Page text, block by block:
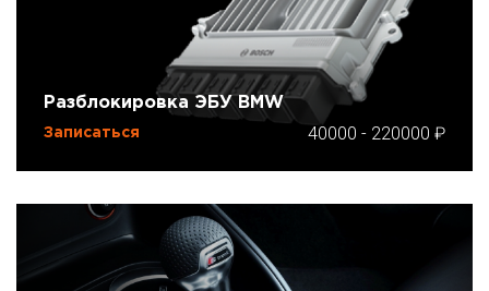
Разблокировка ЭБУ BMW
Записаться 40000 - 220000